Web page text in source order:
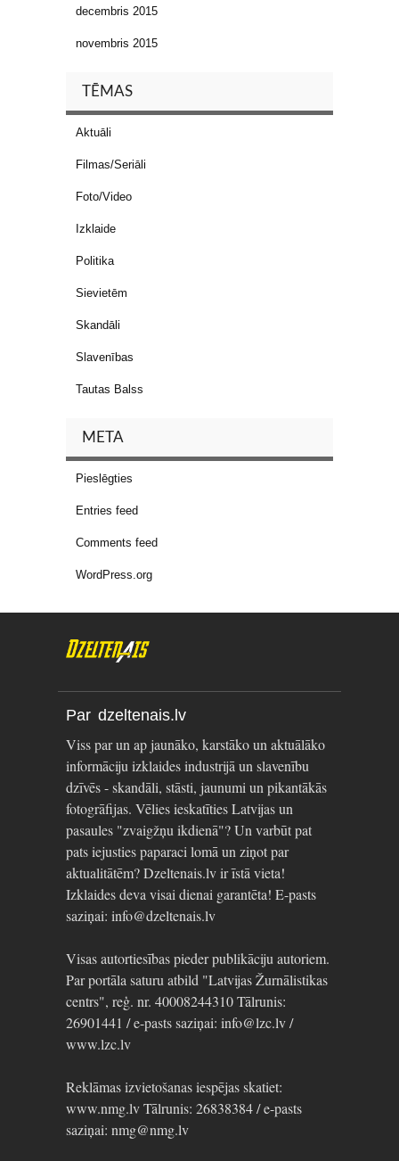
decembris 2015
novembris 2015
TĒMAS
Aktuāli
Filmas/Seriāli
Foto/Video
Izklaide
Politika
Sievietēm
Skandāli
Slavenības
Tautas Balss
META
Pieslēgties
Entries feed
Comments feed
WordPress.org
Par dzeltenais.lv
Viss par un ap jaunāko, karstāko un aktuālāko
informāciju izklaides industrijā un slavenību
dzīvēs - skandāli, stāsti, jaunumi un pikantākās
fotogrāfijas. Vēlies ieskatīties Latvijas un
pasaules "zvaigžņu ikdienā"? Un varbūt pat
pats iejusties paparaci lomā un ziņot par
aktualitātēm? Dzeltenais.lv ir īstā vieta!
Izklaides deva visai dienai garantēta! E-pasts
saziņai: info@dzeltenais.lv
Visas autortiesības pieder publikāciju autoriem.
Par portāla saturu atbild "Latvijas Žurnālistikas
centrs", reģ. nr. 40008244310 Tālrunis:
26901441 / e-pasts saziņai: info@lzc.lv /
www.lzc.lv
Reklāmas izvietošanas iespējas skatiet:
www.nmg.lv Tālrunis: 26838384 / e-pasts
saziņai: nmg@nmg.lv